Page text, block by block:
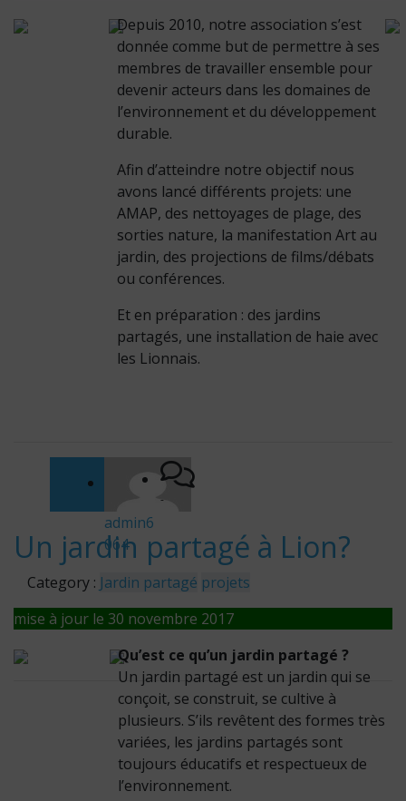
Depuis 2010, notre association s’est
donnée comme but de permettre à ses
membres de travailler ensemble pour
devenir acteurs dans les domaines de
l’environnement et du développement
durable.
Afin d’atteindre notre objectif nous
avons lancé différents projets: une
AMAP, des nettoyages de plage, des
sorties nature, la manifestation Art au
jardin, des projections de films/débats
ou conférences.
Et en préparation : des jardins
partagés, une installation de haie avec
les Lionnais.
admin6
064
-
Un jardin partagé à Lion?
Category : Jardin partagé projets
mise à jour le 30 novembre 2017
Qu’est ce qu’un jardin partagé ?
Un jardin partagé est un jardin qui se
conçoit, se construit, se cultive à
plusieurs. S’ils revêtent des formes très
variées, les jardins partagés sont
toujours éducatifs et respectueux de
l’environnement.